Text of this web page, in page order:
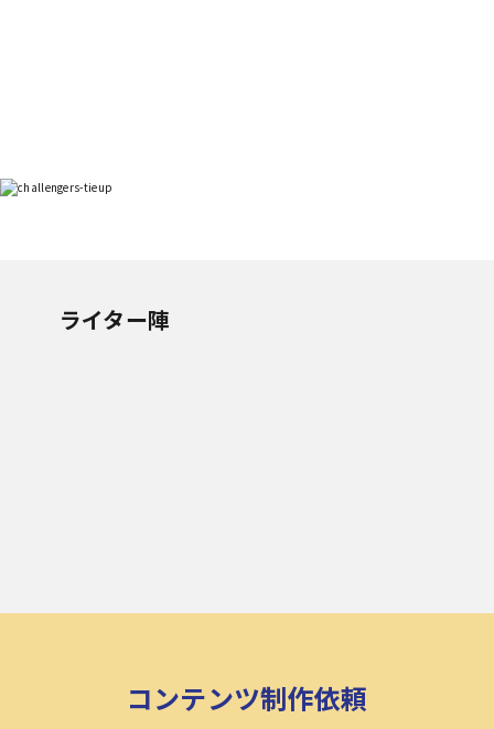
ライター陣
コンテンツ制作依頼